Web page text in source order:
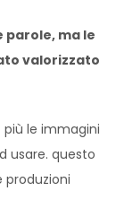
parole, ma le
valorizzato
le immagini
usare. questo
produzioni